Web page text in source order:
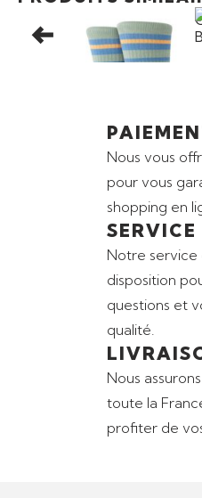
CHAUSSETTES STANCE
BRETT CREW
Nous vous
pour vous
shopping en
Notre service
disposition
questions et
qualité.
Nous
toute la
profiter de